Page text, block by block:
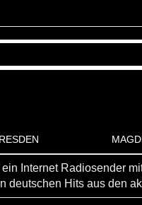
Internet Radiosender
deutschen Hits aus den